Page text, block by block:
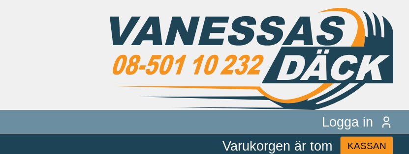
Logga in
Varukorgen är tom KASSAN